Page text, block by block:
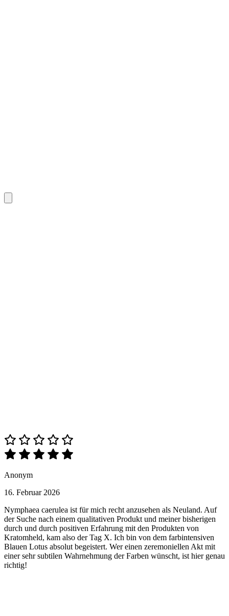
Anonym
16. Februar 2026
Nymphaea caerulea ist für mich recht anzusehen als Neuland. Auf
der Suche nach einem qualitativen Produkt und meiner bisherigen
durch und durch positiven Erfahrung mit den Produkten von
Kratomheld, kam also der Tag X. Ich bin von dem farbintensiven
Blauen Lotus absolut begeistert. Wer einen zeremoniellen Akt mit
einer sehr subtilen Wahrnehmung der Farben wünscht, ist hier genau
richtig!